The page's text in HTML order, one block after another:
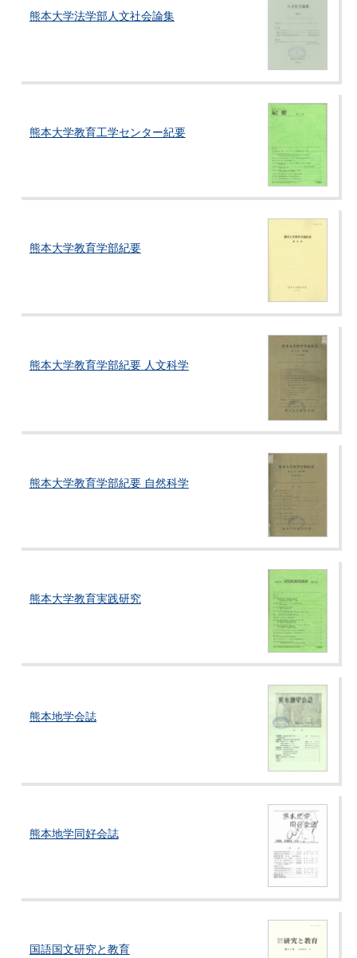
熊本大学法学部人文社会論集
熊本大学教育工学センター紀要
熊本大学教育学部紀要
熊本大学教育学部紀要 人文科学
熊本大学教育学部紀要 自然科学
熊本大学教育実践研究
熊本地学会誌
熊本地学同好会誌
国語国文研究と教育